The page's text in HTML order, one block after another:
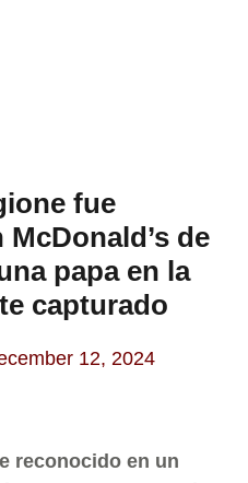
fue
de
papa en la
capturado
12, 2024
reconocido en un